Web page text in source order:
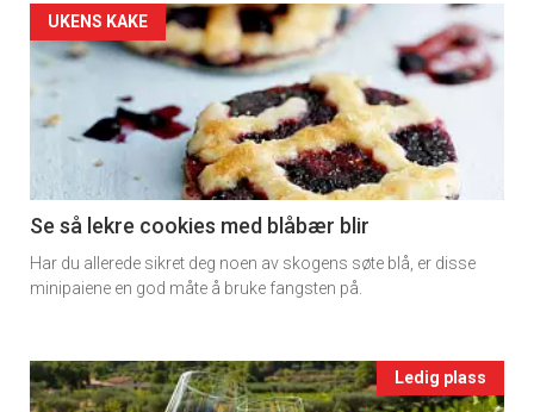
Artikler
detail
-
section
11
Ukens
UKENS KAKE
Se så lekre cookies med blåbær blir
Har du allerede sikret deg noen av skogens søte blå, er disse
minipaiene en god måte å bruke fangsten på.
Events
Ledig plass